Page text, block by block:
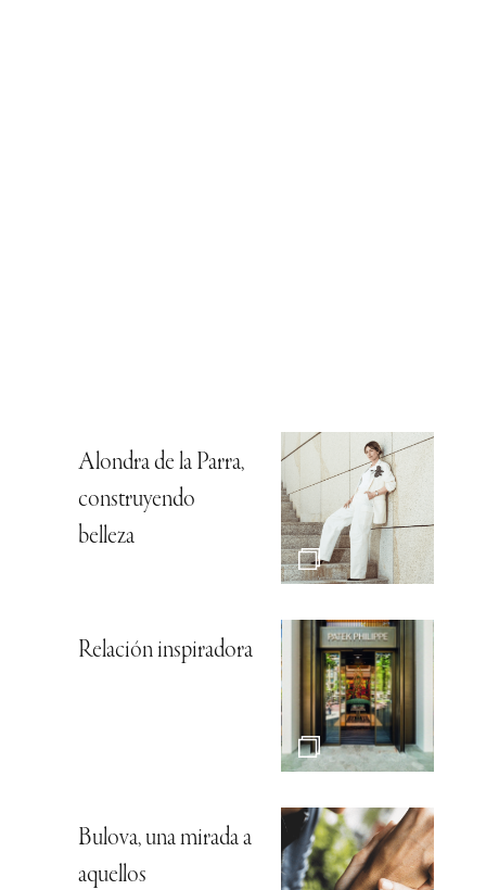
Alondra de la Parra,
construyendo
belleza
Relación inspiradora
Bulova, una mirada a
aquellos